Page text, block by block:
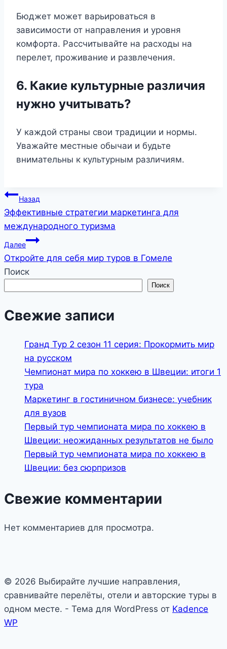
Бюджет может варьироваться в
зависимости от направления и уровня
комфорта. Рассчитывайте на расходы на
перелет, проживание и развлечения.
6. Какие культурные различия
нужно учитывать?
У каждой страны свои традиции и нормы.
Уважайте местные обычаи и будьте
внимательны к культурным различиям.
Навигация
по
записям
Назад
Эффективные стратегии маркетинга для
международного туризма
Далее
Откройте для себя мир туров в Гомеле
Поиск
Поиск
Свежие записи
Гранд Тур 2 сезон 11 серия: Прокормить мир
на русском
Чемпионат мира по хоккею в Швеции: итоги 1
тура
Маркетинг в гостиничном бизнесе: учебник
для вузов
Первый тур чемпионата мира по хоккею в
Швеции: неожиданных результатов не было
Первый тур чемпионата мира по хоккею в
Швеции: без сюрпризов
Свежие комментарии
Нет комментариев для просмотра.
© 2026 Выбирайте лучшие направления,
сравнивайте перелёты, отели и авторские туры в
одном месте. - Тема для WordPress от Kadence
WP